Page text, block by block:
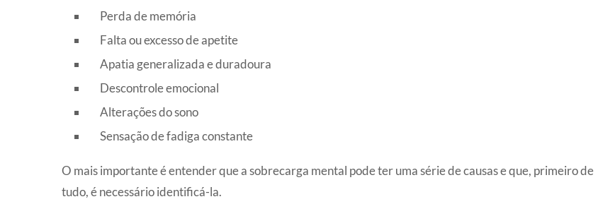
Perda de memória
Falta ou excesso de apetite
Apatia generalizada e duradoura
Descontrole emocional
Alterações do sono
Sensação de fadiga constante
O mais importante é entender que a sobrecarga mental pode ter uma série de causas e que, primeiro de
tudo, é necessário identificá-la.